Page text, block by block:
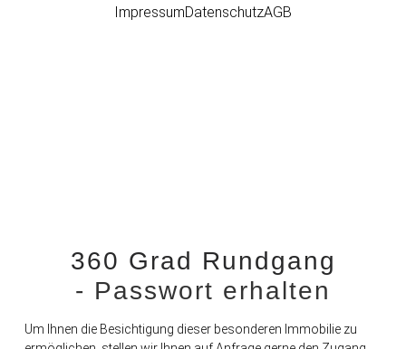
ImpressumDatenschutzAGB
360 Grad Rundgang
- Passwort erhalten
Um Ihnen die Besichtigung dieser besonderen Immobilie zu